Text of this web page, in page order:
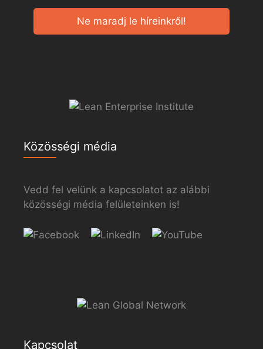
Ne maradj le híreinkről!
Közösségi média
Vedd fel velünk a kapcsolatot az alábbi
közösségi média felületeinken is!
Kapcsolat